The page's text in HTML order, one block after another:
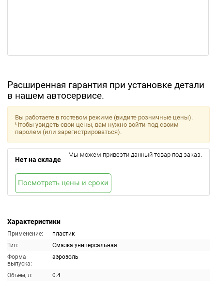
Расширенная гарантия при установке детали
в нашем автосервисе.
Характеристики
Применение:
пластик
Тип:
Смазка универсальная
Форма
выпуска:
аэрозоль
Объём, л:
0.4
Вы работаете в гостевом режиме (видите розничные цены).
Чтобы увидеть свои цены, вам нужно войти под своим
паролем (или зарегистрироваться).
Нет на складе
Мы можем привезти данный товар под заказ.
Посмотреть цены и сроки